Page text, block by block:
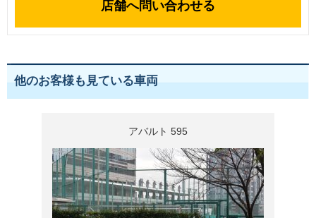
店舗へ問い合わせる
他のお客様も見ている車両
アバルト 595